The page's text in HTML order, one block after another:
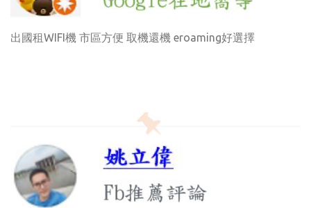
出國租WIFI機 市區方便 取機還機 eroaming好選擇